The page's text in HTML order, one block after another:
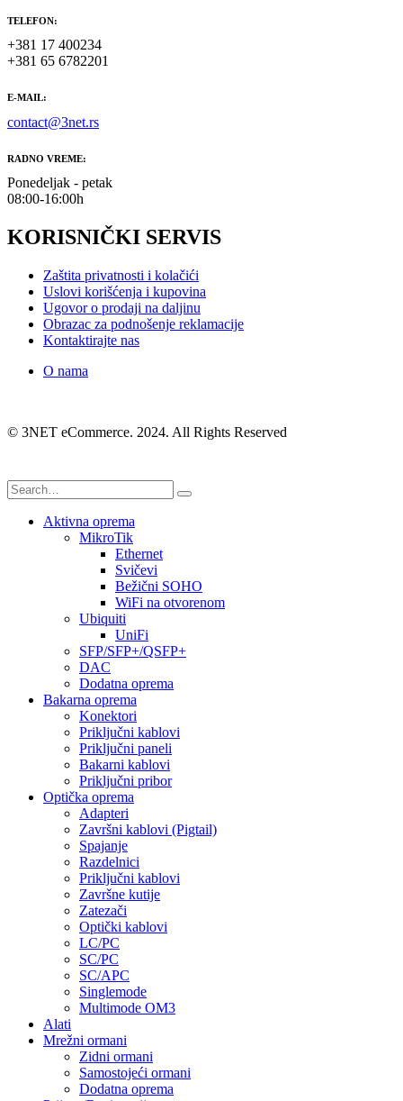
TELEFON:
+381 17 400234
+381 65 6782201
E-MAIL:
contact@3net.rs
RADNO VREME:
Ponedeljak - petak
08:00-16:00h
KORISNIČKI SERVIS
Zaštita privatnosti i kolačići
Uslovi korišćenja i kupovina
Ugovor o prodaji na daljinu
Obrazac za podnošenje reklamacije
Kontaktirajte nas
O nama
© 3NET eCommerce. 2024. All Rights Reserved
Aktivna oprema
MikroTik
Ethernet
Svičevi
Bežični SOHO
WiFi na otvorenom
Ubiquiti
UniFi
SFP/SFP+/QSFP+
DAC
Dodatna oprema
Bakarna oprema
Konektori
Priključni kablovi
Priključni paneli
Bakarni kablovi
Priključni pribor
Optička oprema
Adapteri
Završni kablovi (Pigtail)
Spajanje
Razdelnici
Priključni kablovi
Završne kutije
Zatezači
Optički kablovi
LC/PC
SC/PC
SC/APC
Singlemode
Multimode OM3
Alati
Mrežni ormani
Zidni ormani
Samostojeći ormani
Dodatna oprema